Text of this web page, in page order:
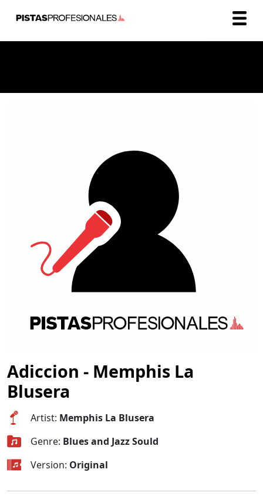
Adiccion - Memphis La
Blusera
Artist: Memphis La Blusera
Genre: Blues and Jazz Sould
Version: Original